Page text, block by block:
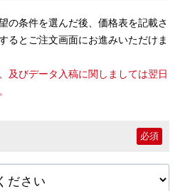
の条件を選んだ後、価格表を記載さ
るとご注文画面にお進みいただけま
及びデータ入稿に関しましては翌日
必須